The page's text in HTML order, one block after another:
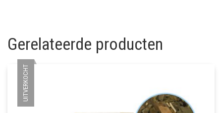
Gerelateerde producten
UITVERKOCHT